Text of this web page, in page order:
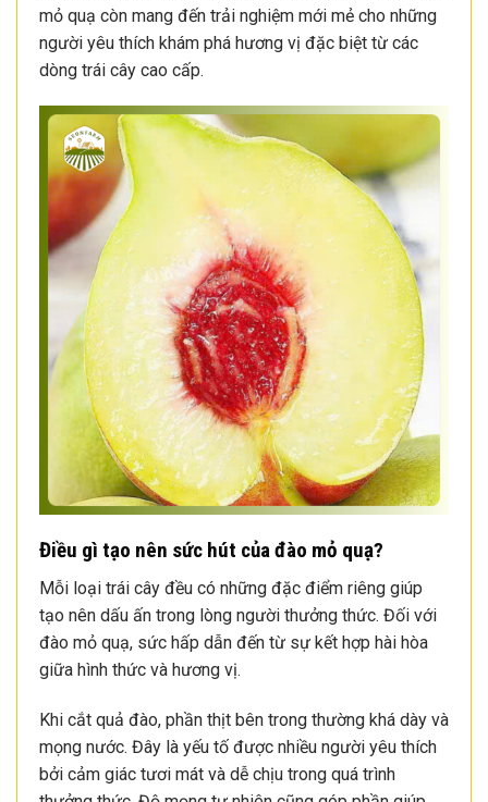
mỏ quạ còn mang đến trải nghiệm mới mẻ cho những
người yêu thích khám phá hương vị đặc biệt từ các
dòng trái cây cao cấp.
Điều gì tạo nên sức hút của đào mỏ quạ?
Mỗi loại trái cây đều có những đặc điểm riêng giúp
tạo nên dấu ấn trong lòng người thưởng thức. Đối với
đào mỏ quạ, sức hấp dẫn đến từ sự kết hợp hài hòa
giữa hình thức và hương vị.
Khi cắt quả đào, phần thịt bên trong thường khá dày và
mọng nước. Đây là yếu tố được nhiều người yêu thích
bởi cảm giác tươi mát và dễ chịu trong quá trình